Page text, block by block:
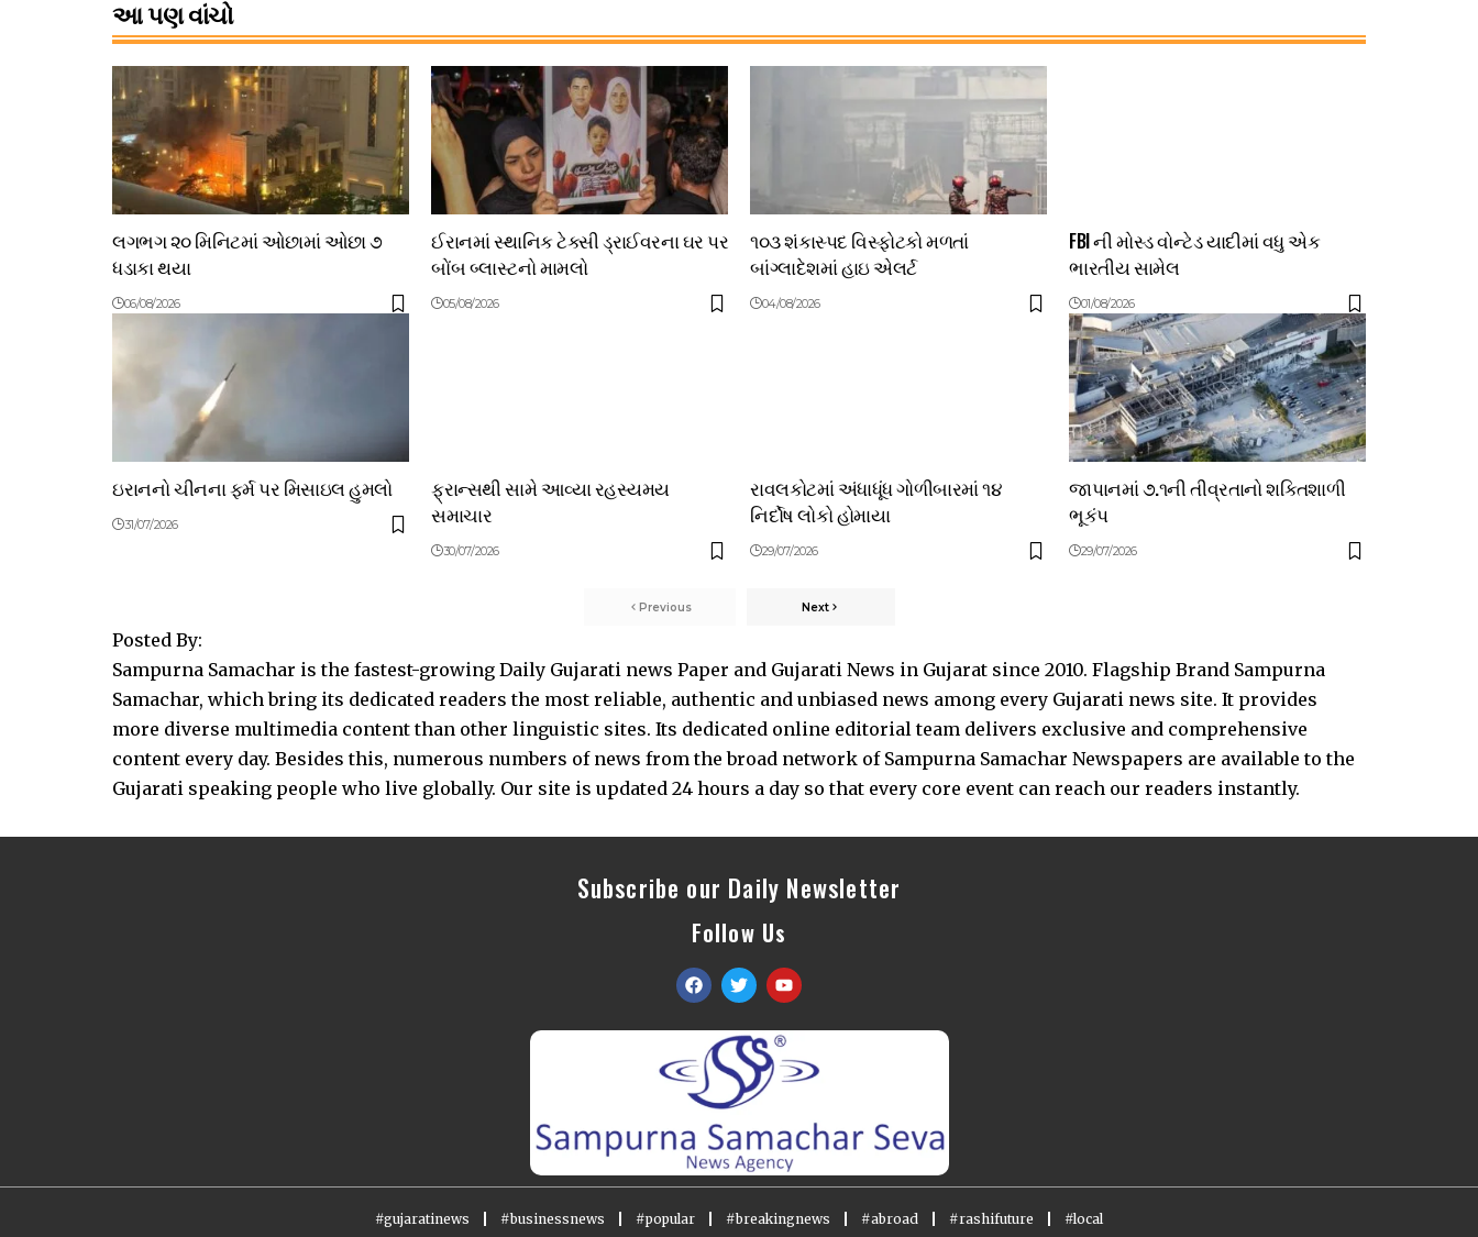
આ પણ વાંચો
લગભગ ૨૦ મિનિટમાં ઓછામાં ઓછા ૭
ધડાકા થયા
06/08/2026
ઈરાનમાં સ્થાનિક ટેક્સી ડ્રાઈવરના ઘર પર
બોંબ બ્લાસ્ટનો મામલો
05/08/2026
૧૦૩ શંકાસ્પદ વિસ્ફોટકો મળતાં
બાંગ્લાદેશમાં હાઇ એલર્ટ
04/08/2026
FBI ની મોસ્ડ વોન્ટેડ યાદીમાં વધુ એક
ભારતીય સામેલ
01/08/2026
ઇરાનનો ચીનના ફર્મ પર મિસાઇલ હુમલો
31/07/2026
ફ્રાન્સથી સામે આવ્યા રહસ્યમય
સમાચાર
30/07/2026
રાવલકોટમાં અંધાધૂંધ ગોળીબારમાં ૧૪
નિર્દોષ લોકો હોમાયા
29/07/2026
જાપાનમાં ૭.૧ની તીવ્રતાનો શક્તિશાળી
ભૂકંપ
29/07/2026
Previous Next
Posted By:
Sampurna Samachar is the fastest-growing Daily Gujarati news Paper and Gujarati News in Gujarat since 2010. Flagship Brand Sampurna
Samachar, which bring its dedicated readers the most reliable, authentic and unbiased news among every Gujarati news site. It provides
more diverse multimedia content than other linguistic sites. Its dedicated online editorial team delivers exclusive and comprehensive
content every day. Besides this, numerous numbers of news from the broad network of Sampurna Samachar Newspapers are available to the
Gujarati speaking people who live globally. Our site is updated 24 hours a day so that every core event can reach our readers instantly.
Subscribe our Daily Newsletter
Follow Us
#gujaratinews #businessnews #popular #breakingnews #abroad #rashifuture #local